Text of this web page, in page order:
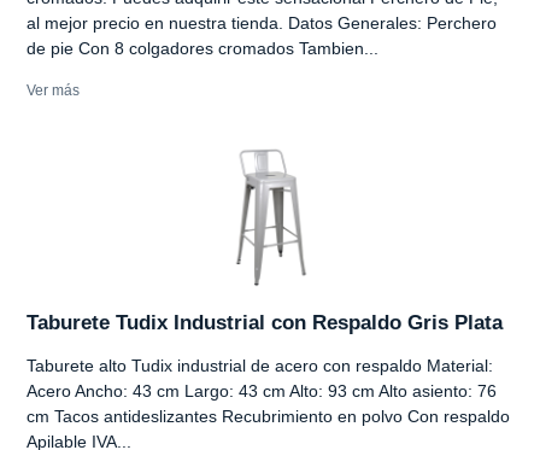
al mejor precio en nuestra tienda. Datos Generales: Perchero
de pie Con 8 colgadores cromados Tambien...
Ver más
Taburete Tudix Industrial con Respaldo Gris Plata
Taburete alto Tudix industrial de acero con respaldo Material:
Acero Ancho: 43 cm Largo: 43 cm Alto: 93 cm Alto asiento: 76
cm Tacos antideslizantes Recubrimiento en polvo Con respaldo
Apilable IVA...